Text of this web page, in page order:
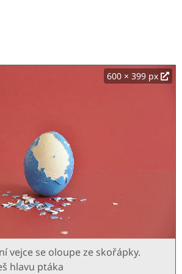
600 × 399 px
vejce se oloupe ze skořápky.
hlavu ptáka